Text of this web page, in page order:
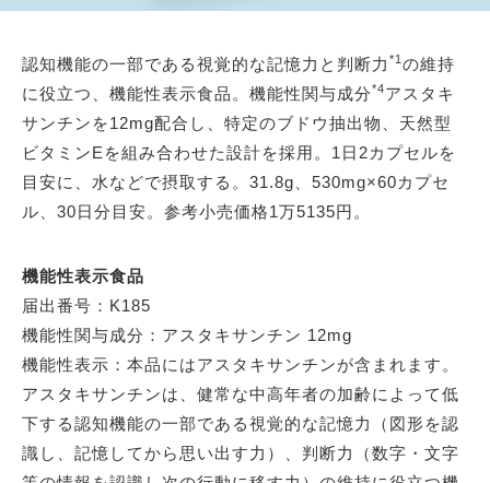
認知機能の一部である視覚的な記憶力と判断力 *1 の維持
に役立つ、機能性表示食品。機能性関与成分*4アスタキ
サンチンを12mg配合し、特定のブドウ抽出物、天然型
ビタミンEを組み合わせた設計を採用。1日2カプセルを
目安に、水などで摂取する。31.8g、530mg×60カプセ
ル、30日分目安。参考小売価格1万5135円。
機能性表示食品
届出番号：K185
機能性関与成分：アスタキサンチン 12mg
機能性表示：本品にはアスタキサンチンが含まれます。
アスタキサンチンは、健常な中高年者の加齢によって低
下する認知機能の一部である視覚的な記憶力（図形を認
識し、記憶してから思い出す力）、判断力（数字・文字